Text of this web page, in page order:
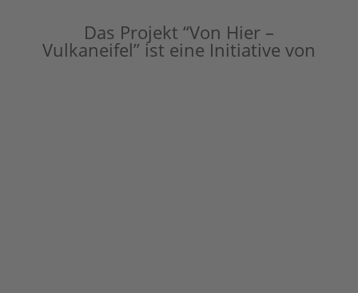
Das Projekt “Von Hier –
Vulkaneifel” ist eine Initiative von